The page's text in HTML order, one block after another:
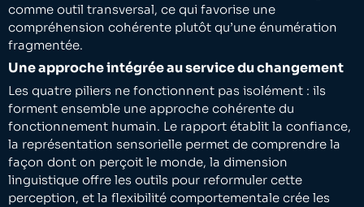
comme outil transversal, ce qui favorise une
compréhension cohérente plutôt qu’une énumération
fragmentée.
Une approche intégrée au service du changement
Les quatre piliers ne fonctionnent pas isolément : ils
forment ensemble une approche cohérente du
fonctionnement humain. Le rapport établit la confiance,
la représentation sensorielle permet de comprendre la
façon dont on perçoit le monde, la dimension
linguistique offre les outils pour reformuler cette
perception, et la flexibilité comportementale crée les